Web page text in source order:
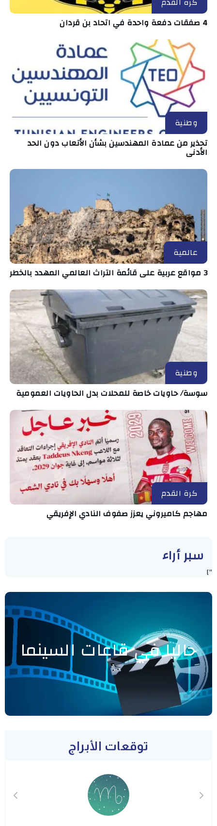
4 صفقات دفعة واحدة في اتحاد بن قردان
وطنية
تحذير من عمادة المهندسين بشأن الأتعاب دون الحد
الأدنى
عالمية
3 مواقع عربية على قائمة التراث العالمي المهدد بالخطر
وطنية
سوسة/ حاويات خاصة للمحلات بدل الحاويات العمومية
كرة القدم
مهاجم كاميروني يعزز صفوف النادي الإفريقي
سبر أراء
"]
حاليا في قاعات السينما
توقعات الأبراج